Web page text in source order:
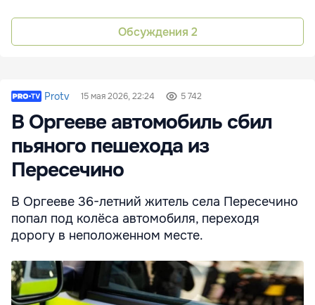
Обсуждения 2
Protv 15 мая 2026, 22:24 5 742
В Оргееве автомобиль сбил
пьяного пешехода из
Пересечино
В Оргееве 36-летний житель села Пересечино
попал под колёса автомобиля, переходя
дорогу в неположенном месте.